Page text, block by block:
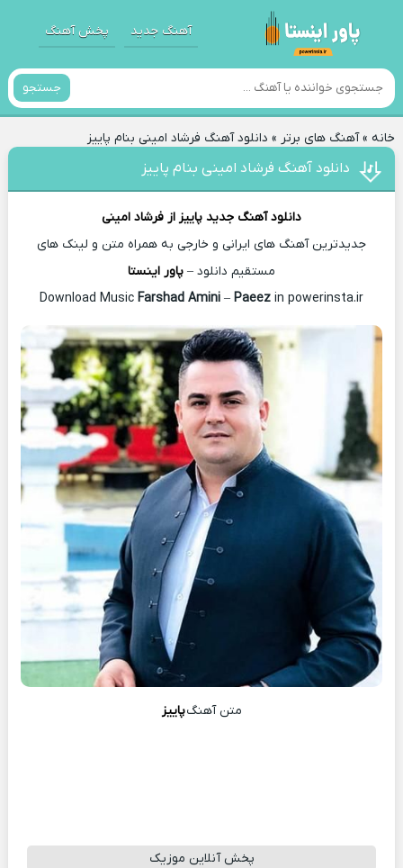
آهنگ جدید پخش آهنگ
جستجو
خانه»آهنگ های برتر » دانلود آهنگ فرشاد امینی بنام پاییز
دانلود آهنگ فرشاد امینی بنام پاییز
دانلود آهنگ جدید پاییز از فرشاد امینی
جدیدترین آهنگ های ایرانی و خارجی به همراه متن و لینک های
مستقیم دانلود – پاور اینستا
Download Music
Farshad Amini– Paeez in powerinsta.ir
متن آهنگپاییز
پخش آنلاین موزیک